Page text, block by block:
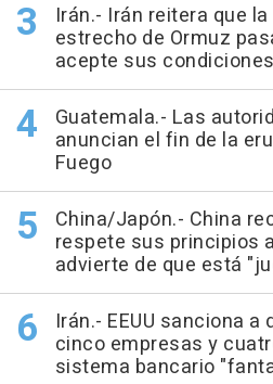
Irán.- Irán reitera que
estrecho de Ormuz
acepte sus condiciones
Guatemala.- Las
anuncian el fin de la
Fuego
China/Japón.- China
respete sus principios
advierte de que está
Irán.- EEUU sanciona
cinco empresas y
sistema bancario